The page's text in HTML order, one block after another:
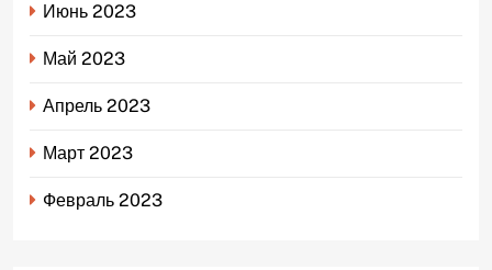
Июнь 2023
Май 2023
Апрель 2023
Март 2023
Февраль 2023